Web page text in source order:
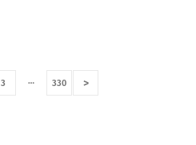
3 … 330 >